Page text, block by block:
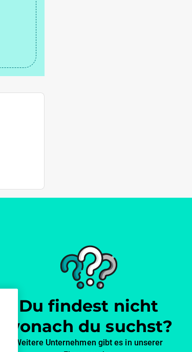
Du findest nicht
wonach du suchst?
Weitere Unternehmen gibt es in unserer